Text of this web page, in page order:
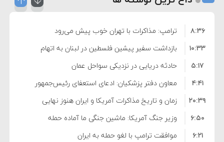
ترامپ: مذاکرات با تهران خوب پیش می‌رود
۸:۳۶
بازداشت سفیر پیشین فلسطین در لبنان به اتهام
فساد و اختلاس اموال
۱۰:۳۳
حادثه دریایی در نزدیکی سواحل عمان
۵:۱۷
معاون دفتر پزشکیان: ادعای استعفای رئیس‌جمهور
واهی و کذب محض است
۴:۴۱
زمان و تاریخ مذاکرات آمریکا و ایران هنوز نهایی
نشده است
۲۰:۳۹
وزیر جنگ آمریکا: ماشین جنگی ما آماده حمله
نظامی علیه ایران است
۶:۵۰
موافقت ترامپ با لغو حمله به ایران
۶:۲۱